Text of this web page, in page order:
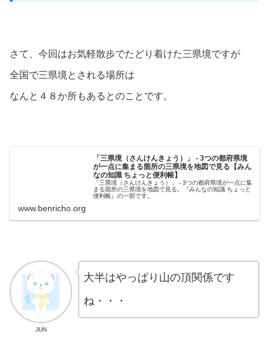
さて、今回はお気軽散歩でたどり着けた三県境ですが
全国で三県境とされる場所は
なんと４８か所もあるとのことです。
「三県境（さんけんきょう）」 - 3つの都府県境
が一点に集まる箇所の三県境を地図で見る【みん
なの知識 ちょっと便利帳】
「三県境（さんけんきょう）」 - 3つの都府県境が一点に集
まる箇所の三県境を地図で見る。『みんなの知識 ちょっと
便利帳』の一部です。
www.benricho.org
JUN
大半はやっぱり山の頂関係です
ね・・・